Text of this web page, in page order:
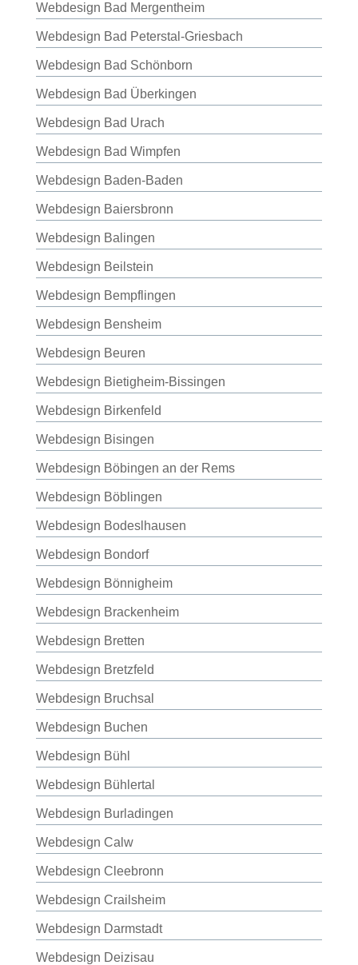
Webdesign Bad Mergentheim
Webdesign Bad Peterstal-Griesbach
Webdesign Bad Schönborn
Webdesign Bad Überkingen
Webdesign Bad Urach
Webdesign Bad Wimpfen
Webdesign Baden-Baden
Webdesign Baiersbronn
Webdesign Balingen
Webdesign Beilstein
Webdesign Bempflingen
Webdesign Bensheim
Webdesign Beuren
Webdesign Bietigheim-Bissingen
Webdesign Birkenfeld
Webdesign Bisingen
Webdesign Böbingen an der Rems
Webdesign Böblingen
Webdesign Bodeslhausen
Webdesign Bondorf
Webdesign Bönnigheim
Webdesign Brackenheim
Webdesign Bretten
Webdesign Bretzfeld
Webdesign Bruchsal
Webdesign Buchen
Webdesign Bühl
Webdesign Bühlertal
Webdesign Burladingen
Webdesign Calw
Webdesign Cleebronn
Webdesign Crailsheim
Webdesign Darmstadt
Webdesign Deizisau